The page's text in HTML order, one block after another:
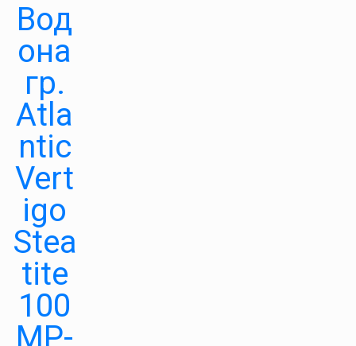
Вод
она
гр.
Atla
ntic
Vert
igo
Stea
tite
100
MP-